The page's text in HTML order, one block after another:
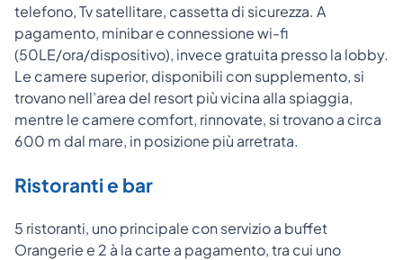
telefono, Tv satellitare, cassetta di sicurezza. A
pagamento, minibar e connessione wi-fi
(50LE/ora/dispositivo), invece gratuita presso la lobby.
Le camere superior, disponibili con supplemento, si
trovano nell’area del resort più vicina alla spiaggia,
mentre le camere comfort, rinnovate, si trovano a circa
600 m dal mare, in posizione più arretrata.
Ristoranti e bar
5 ristoranti, uno principale con servizio a buffet
Orangerie e 2 à la carte a pagamento, tra cui uno